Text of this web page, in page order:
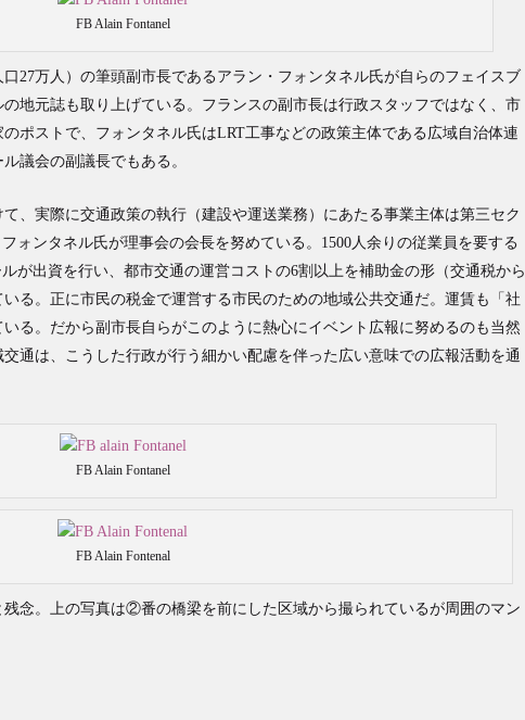
FB Alain Fontanel
27万人）の筆頭副市長であるアラン・フォンタネル氏が自らのフェイスブ
地元誌も取り上げている。フランスの副市長は行政スタッフではなく、市
ポストで、フォンタネル氏はLRT工事などの政策主体である広域自治体連
議会の副議長でもある。
、実際に交通政策の執行（建設や運送業務）にあたる事業主体は第三セク
ォンタネル氏が理事会の会長を努めている。1500人余りの従業員を要する
が出資を行い、都市交通の運営コストの6割以上を補助金の形（交通税から
る。正に市民の税金で運営する市民のための地域公共交通だ。運賃も「社
る。だから副市長自らがこのように熱心にイベント広報に努めるのも当然
通は、こうした行政が行う細かい配慮を伴った広い意味での広報活動を通
FB Alain Fontanel
FB Alain Fontenal
念。上の写真は②番の橋梁を前にした区域から撮られているが周囲のマン